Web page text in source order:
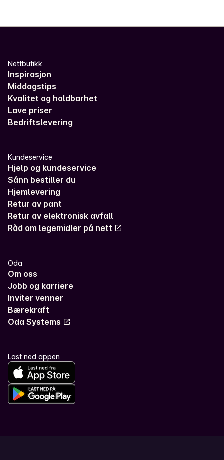
Nettbutikk
Inspirasjon
Middagstips
Kvalitet og holdbarhet
Lave priser
Bedriftslevering
Kundeservice
Hjelp og kundeservice
Sånn bestiller du
Hjemlevering
Retur av pant
Retur av elektronisk avfall
Råd om legemidler på nett
Oda
Om oss
Jobb og karriere
Inviter venner
Bærekraft
Oda Systems
Last ned appen